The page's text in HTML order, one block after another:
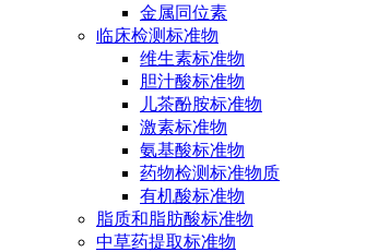
金属同位素
临床检测标准物
维生素标准物
胆汁酸标准物
儿茶酚胺标准物
激素标准物
氨基酸标准物
药物检测标准物质
有机酸标准物
脂质和脂肪酸标准物
中草药提取标准物